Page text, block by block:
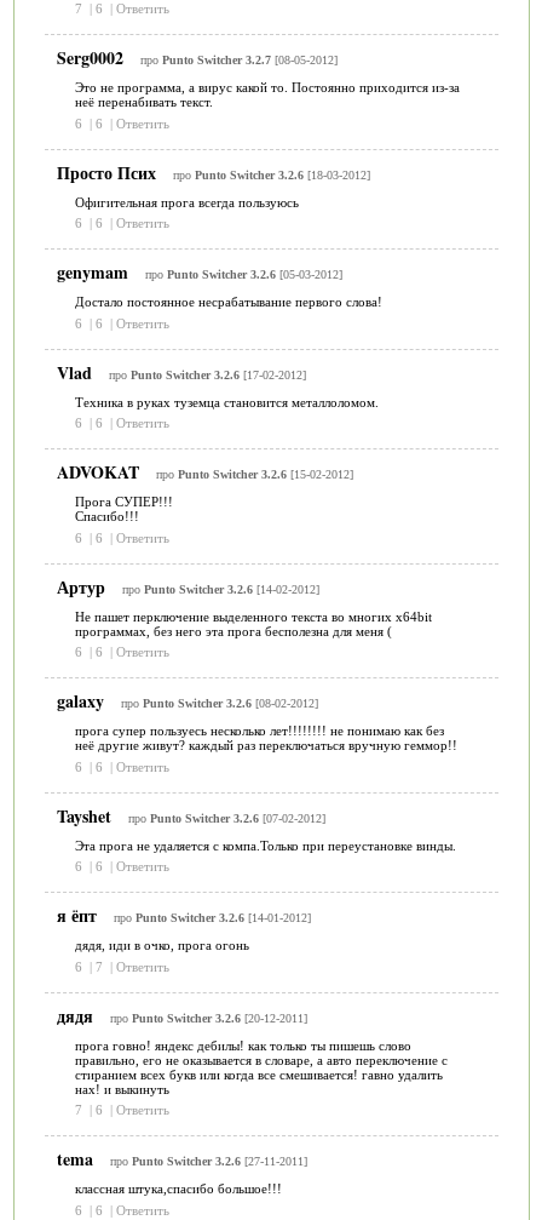
7
| 6 | Ответить
Serg0002 про Punto Switcher 3.2.7[08-05-2012]
Это не программа, а вирус какой то. Постоянно приходится из-за
неё перенабивать текст.
6
| 6 | Ответить
Просто Псих про Punto Switcher 3.2.6[18-03-2012]
Офигительная прога всегда пользуюсь
6
| 6 | Ответить
genymam про Punto Switcher 3.2.6[05-03-2012]
Достало постоянное несрабатывание первого слова!
6
| 6 | Ответить
Vlad про Punto Switcher 3.2.6[17-02-2012]
Техника в руках туземца становится металлоломом.
6
| 6 | Ответить
ADVOKAT про Punto Switcher 3.2.6[15-02-2012]
Прога СУПЕР!!!
Спасибо!!!
6
| 6 | Ответить
Артур про Punto Switcher 3.2.6[14-02-2012]
Не пашет перключение выделенного текста во многих x64bit
программах, без него эта прога бесполезна для меня (
6
| 6 | Ответить
galaxy про Punto Switcher 3.2.6[08-02-2012]
прога супер пользуесь несколько лет!!!!!!!! не понимаю как без
неё другие живут? каждый раз переключаться вручную геммор!!
6
| 6 | Ответить
Tayshet про Punto Switcher 3.2.6[07-02-2012]
Эта прога не удаляется с компа.Только при переустановке винды.
6
| 6 | Ответить
я ёпт про Punto Switcher 3.2.6[14-01-2012]
дядя, иди в очко, прога огонь
6
| 7 | Ответить
дядя про Punto Switcher 3.2.6[20-12-2011]
прога говно! яндекс дебилы! как только ты пишешь слово
правильно, его не оказывается в словаре, а авто переключение с
стиранием всех букв или когда все смешивается! гавно удалить
нах! и выкинуть
7
| 6 | Ответить
tema про Punto Switcher 3.2.6[27-11-2011]
классная штука,спасибо большое!!!
6
| 6 | Ответить